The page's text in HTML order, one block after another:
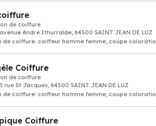
de coiffure
André Ithurralde, 64500 SAINT JEAN DE LUZ
de coiffure: coiffeur homme femme, coupe
Coiffure
de coiffure
rue St Jacques, 64500 SAINT JEAN DE LUZ
de coiffure: coiffeur homme femme, coupe
Coiffure